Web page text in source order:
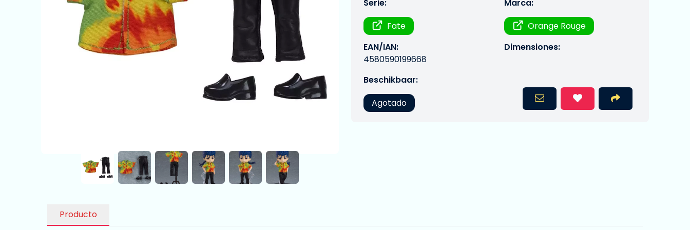
Serie:
Fate
Marca:
Orange Rouge
EAN/IAN:
4580590199668
Dimensiones:
Beschikbaar:
Agotado
Producto